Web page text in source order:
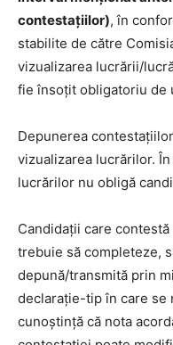
contestațiilor), în
stabilite de către
vizualizarea lucrării/
fie însoțit obligatoriu de
Depunerea
vizualizarea lucrărilor.
lucrărilor nu obligă
Candidații care
trebuie să completeze,
depună/transmită prin
declarație-tip în care se
cunoștință că nota